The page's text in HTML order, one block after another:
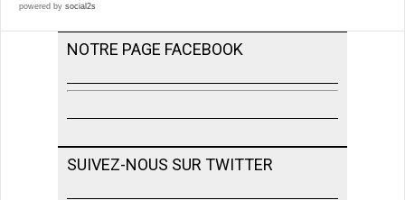
powered by social2s
NOTRE PAGE FACEBOOK
SUIVEZ-NOUS SUR TWITTER